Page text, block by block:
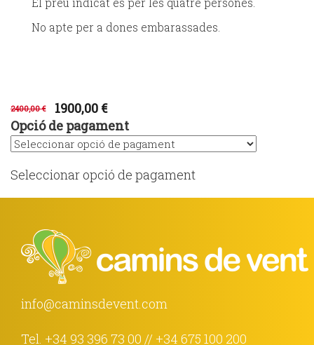
No apte per a dones embarassades.
2400,00 €
1900,00 €
Opció de pagament
Seleccionar opció de pagament
info@caminsdevent.com
Tel. +34 93 396 73 00 // +34 675 100 200